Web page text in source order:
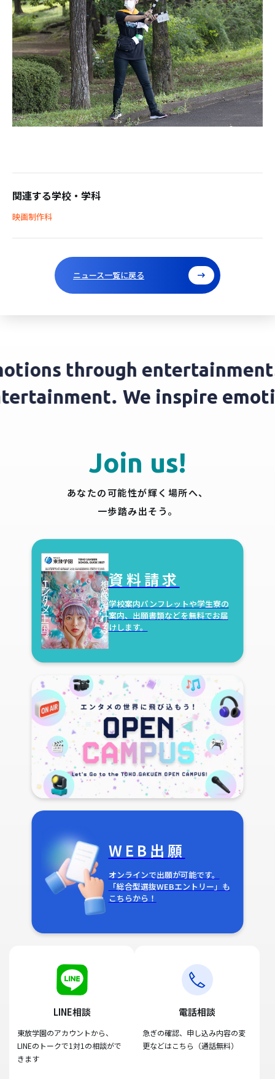
関連する学校・学科
映画制作科
ニュース一覧に戻る
through entertainment.
We inspire
Join us!
あなたの可能性が輝く場所へ、
一歩踏み出そう。
資料請求
学校案内パンフレットや学生寮の
案内、出願書類などを無料でお届
けします。
WEB出願
オンラインで出願が可能です。
「総合型選抜WEBエントリー」も
こちらから！
LINE相談
東放学園のアカウントから、
LINEのトークで1対1の相談がで
きます
電話相談
急ぎの確認、申し込み内容の変
更などはこちら（通話無料）